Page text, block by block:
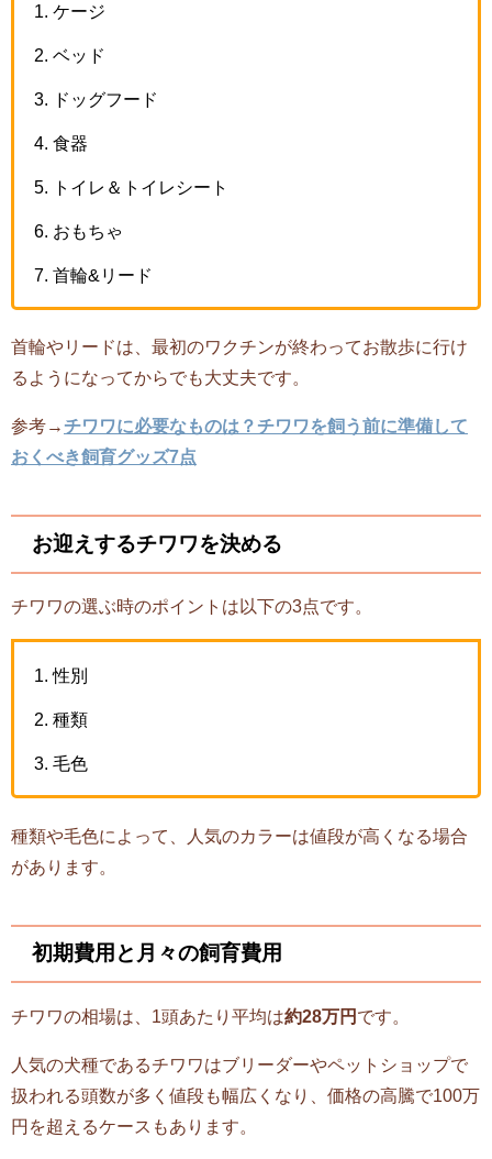
ケージ
ベッド
ドッグフード
食器
トイレ＆トイレシート
おもちゃ
首輪&リード
首輪やリードは、最初のワクチンが終わってお散歩に行け
るようになってからでも大丈夫です。
参考→チワワに必要なものは？チワワを飼う前に準備して
おくべき飼育グッズ7点
お迎えするチワワを決める
チワワの選ぶ時のポイントは以下の3点です。
性別
種類
毛色
種類や毛色によって、人気のカラーは値段が高くなる場合
があります。
初期費用と月々の飼育費用
チワワの相場は、1頭あたり平均は約28万円 です。
人気の犬種であるチワワはブリーダーやペットショップで
扱われる頭数が多く値段も幅広くなり、価格の高騰で100万
円を超えるケースもあります。